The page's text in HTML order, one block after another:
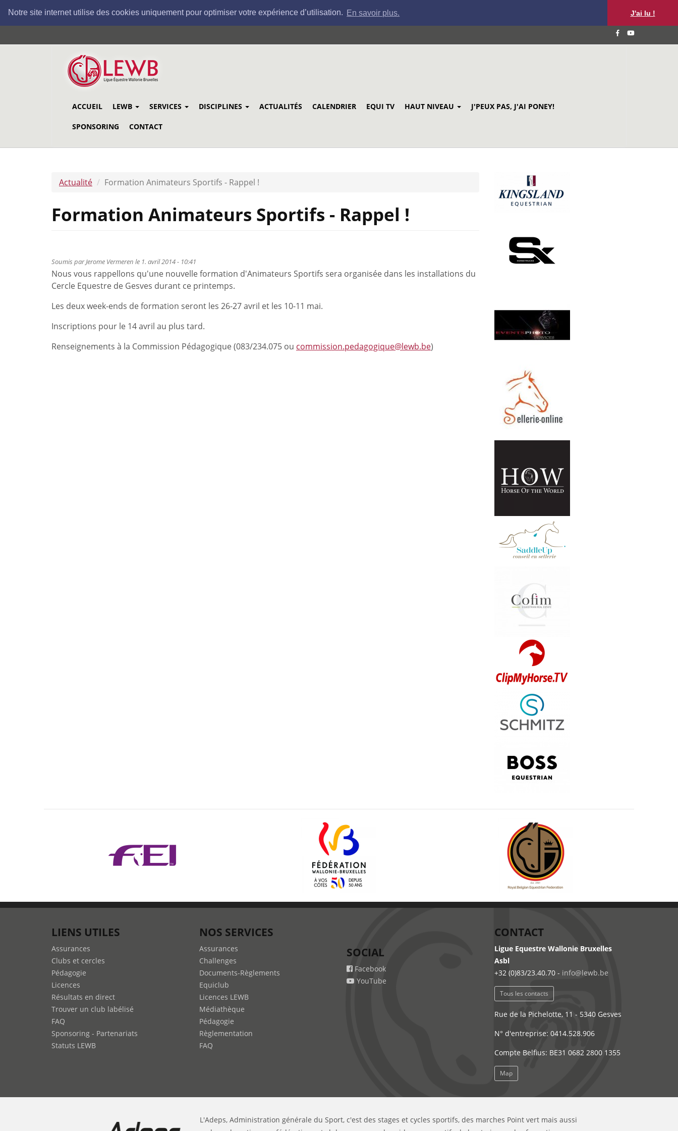
Notre site internet utilise des cookies uniquement pour optimiser votre expérience d’utilisation. En savoir plus. J'ai lu !
au
ACCUEIL LEWB SERVICES DISCIPLINES ACTUALITÉS CALENDRIER EQUI TV HAUT NIVEAU J'PEUX PAS, J'AI PONEY!
SPONSORING CONTACT
Actualité Formation Animateurs Sportifs - Rappel !
Formation Animateurs Sportifs - Rappel !
Soumis parJerome Vermeren le 1. avril 2014 - 10:41
Nous vous rappellons qu'une nouvelle formation d'Animateurs Sportifs sera organisée dans les installations du
Cercle Equestre de Gesves durant ce printemps.
Les deux week-ends de formation seront les 26-27 avril et les 10-11 mai.
Inscriptions pour le 14 avril au plus tard.
Renseignements à la Commission Pédagogique (083/234.075 ou commission.pedagogique@lewb.be)
LIENS UTILES
Assurances
Clubs et cercles
Pédagogie
Licences
Résultats en direct
Trouver un club labélisé
FAQ
Sponsoring - Partenariats
Statuts LEWB
NOS SERVICES
Assurances
Challenges
Documents-Règlements
Equiclub
Licences LEWB
Médiathèque
Pédagogie
Règlementation
FAQ
SOCIAL
Facebook
YouTube
CONTACT
Ligue Equestre Wallonie Bruxelles
Asbl
+32 (0)83/23.40.70 - info@lewb.be
Tous les contacts
Rue de la Pichelotte, 11 - 5340 Gesves
N° d'entreprise: 0414.528.906
Compte Belfius: BE31 0682 2800 1355
Map
L'Adeps, Administration générale du Sport, c'est des stages et cycles sportifs, des marches Point vert mais aussi